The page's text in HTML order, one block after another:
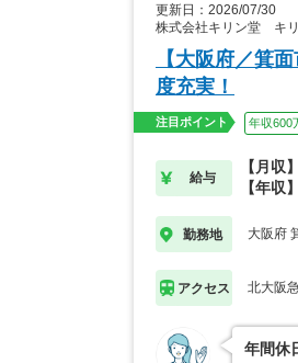
更新日：2026/07/30
株式会社キリン堂 キ
【大阪府／箕
度充実！
注目ポイント 年収600
給与
【月
【年収
勤務地 大阪府
アクセス 北大阪
年間休